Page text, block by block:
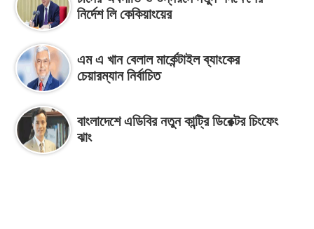
নির্দেশ লি কেকিয়াংয়ের
এম এ খান বেলাল মার্কেন্টাইল ব্যাংকের
চেয়ারম্যান নির্বাচিত
বাংলাদেশে এডিবির নতুন কান্ট্রি ডিরেক্টর চিংফেং
ঝাং